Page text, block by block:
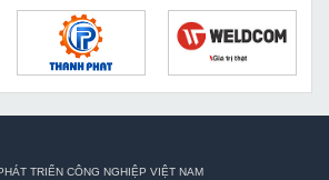
TRIỂN CÔNG NGHIỆP VIỆT NAM